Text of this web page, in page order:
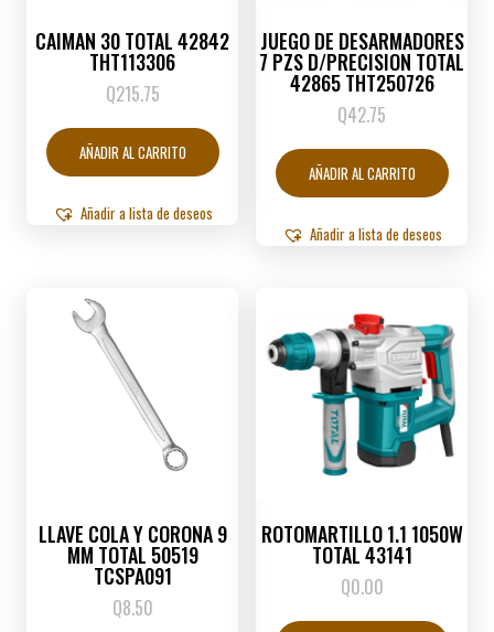
CAIMAN 30 TOTAL 42842
THT113306
Q215.75
AÑADIR AL CARRITO
Añadir a lista de deseos
JUEGO DE DESARMADORES
7 PZS D/PRECISION TOTAL
42865 THT250726
Q42.75
AÑADIR AL CARRITO
Añadir a lista de deseos
LLAVE COLA Y CORONA 9
MM TOTAL 50519
TCSPA091
Q8.50
ROTOMARTILLO 1.1 1050W
TOTAL 43141
Q0.00